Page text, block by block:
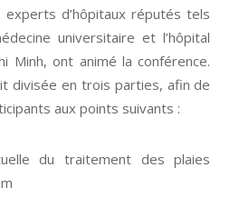
experts d’hôpitaux réputés tels
universitaire et l’hôpital
Minh, ont animé la conférence.
divisée en trois parties, afin de
aux points suivants :
du traitement des plaies